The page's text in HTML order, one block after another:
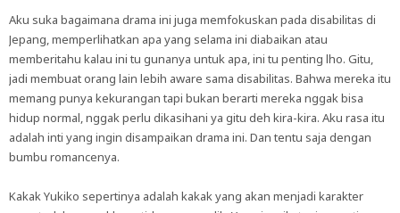
Aku suka bagaimana drama ini juga memfokuskan pada disabilitas di
Jepang, memperlihatkan apa yang selama ini diabaikan atau
memberitahu kalau ini tu gunanya untuk apa, ini tu penting lho. Gitu,
jadi membuat orang lain lebih aware sama disabilitas. Bahwa mereka itu
memang punya kekurangan tapi bukan berarti mereka nggak bisa
hidup normal, nggak perlu dikasihani ya gitu deh kira-kira. Aku rasa itu
adalah inti yang ingin disampaikan drama ini. Dan tentu saja dengan
bumbu romancenya.
Kakak Yukiko sepertinya adalah kakak yang akan menjadi karakter